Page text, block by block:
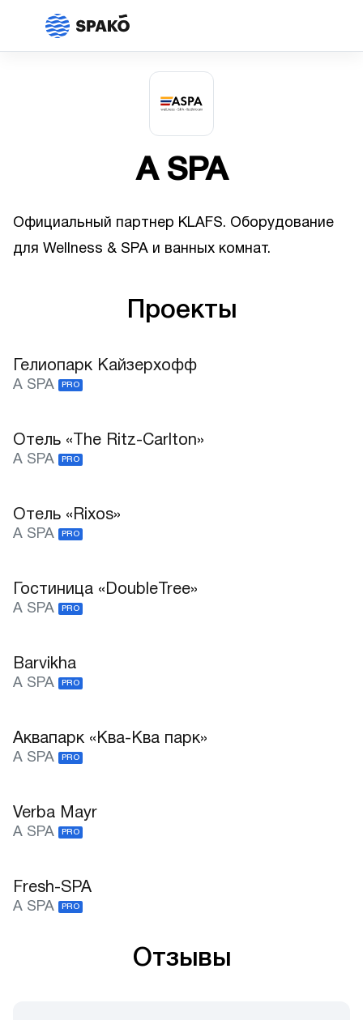
A SPA
Официальный партнер KLAFS. Оборудование
для Wellness & SPA и ванных комнат.
Проекты
Гелиопарк Кайзерхофф
A SPA PRO
Отель «The Ritz-Carlton»
A SPA PRO
Отель «Rixos»
A SPA PRO
Гостиница «DoubleTree»
A SPA PRO
Barvikha
A SPA PRO
Аквапарк «Ква-Ква парк»
A SPA PRO
Verba Mayr
A SPA PRO
Fresh-SPA
A SPA PRO
Отзывы